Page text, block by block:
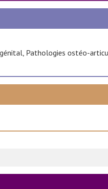
Pathologies ostéo-